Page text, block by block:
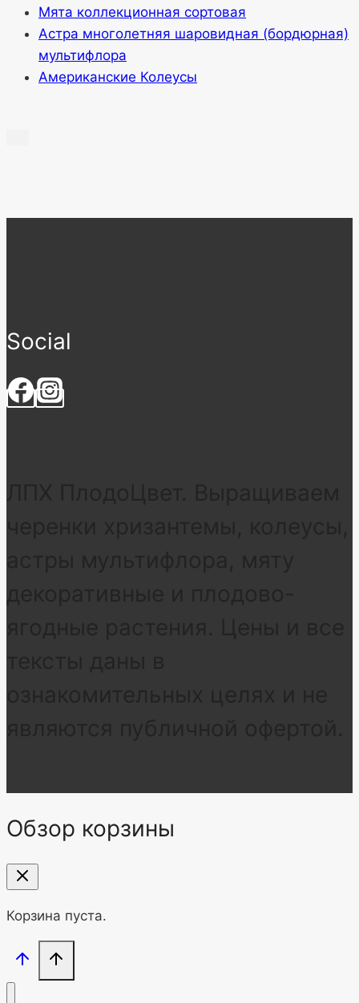
Мята коллекционная сортовая
Астра многолетняя шаровидная (бордюрная)
мультифлора
Американские Колеусы
Social
Обзор корзины
Корзина пуста.